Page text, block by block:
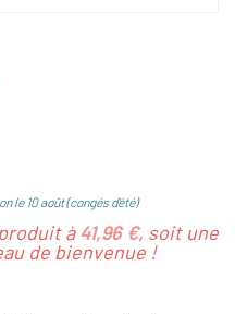
le 10 août (congés d'été)
à41,96 €, soit une
de bienvenue !